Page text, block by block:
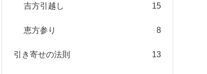
吉方引越し 15
恵方参り 8
引き寄せの法則 13